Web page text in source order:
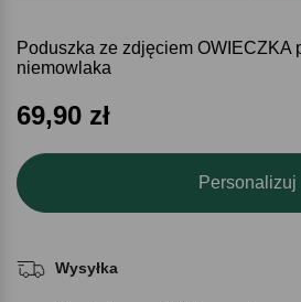
Poduszka ze zdjęciem OWIECZKA
niemowlaka
69,90 zł
Personalizuj
Wysyłka